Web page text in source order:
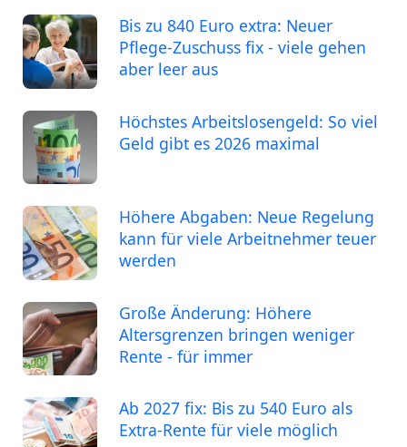
Bis zu 840 Euro extra: Neuer
Pflege-Zuschuss fix - viele gehen
aber leer aus
Höchstes Arbeitslosengeld: So viel
Geld gibt es 2026 maximal
Höhere Abgaben: Neue Regelung
kann für viele Arbeitnehmer teuer
werden
Große Änderung: Höhere
Altersgrenzen bringen weniger
Rente - für immer
Ab 2027 fix: Bis zu 540 Euro als
Extra-Rente für viele möglich